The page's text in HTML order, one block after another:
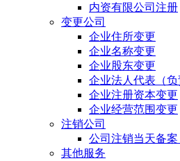
内资有限公司注册
变更公司
企业住所变更
企业名称变更
企业股东变更
企业法人代表（
企业注册资本变更
企业经营范围变更
注销公司
公司注销当天备案
其他服务